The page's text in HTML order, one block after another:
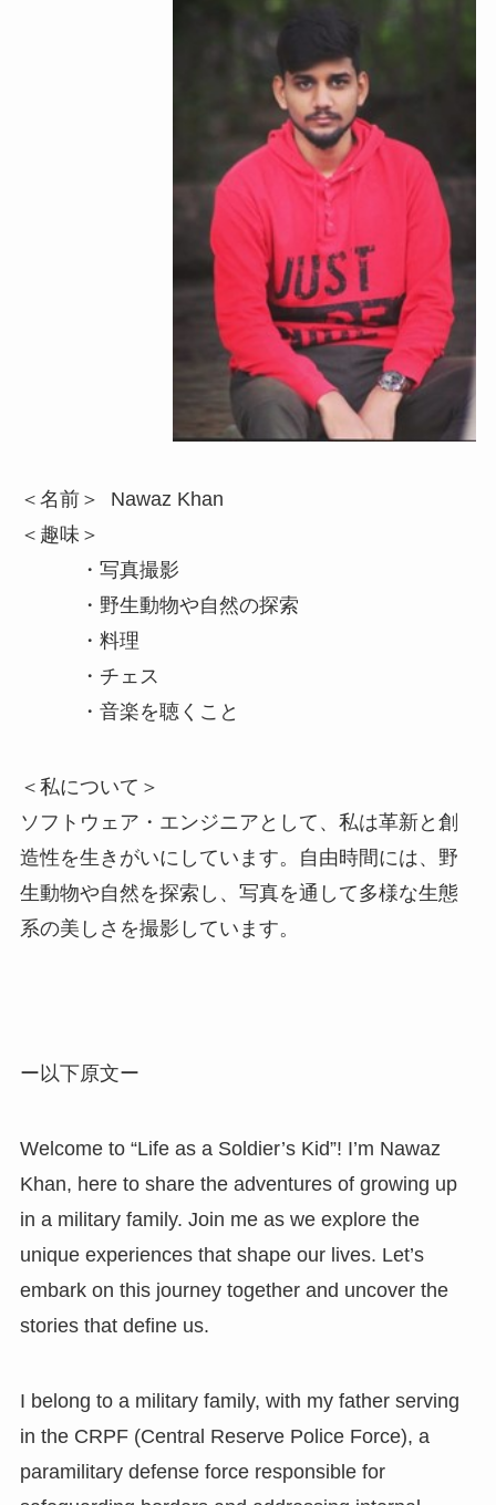
＜名前＞ Nawaz Khan
＜趣味＞
・写真撮影
・野生動物や自然の探索
・料理
・チェス
・音楽を聴くこと
＜私について＞
ソフトウェア・エンジニアとして、私は革新と創
造性を生きがいにしています。自由時間には、野
生動物や自然を探索し、写真を通して多様な生態
系の美しさを撮影しています。
ー以下原文ー
Welcome to “Life as a Soldier’s Kid”! I’m Nawaz
Khan, here to share the adventures of growing up
in a military family. Join me as we explore the
unique experiences that shape our lives. Let’s
embark on this journey together and uncover the
stories that define us.
I belong to a military family, with my father serving
in the CRPF (Central Reserve Police Force), a
paramilitary defense force responsible for